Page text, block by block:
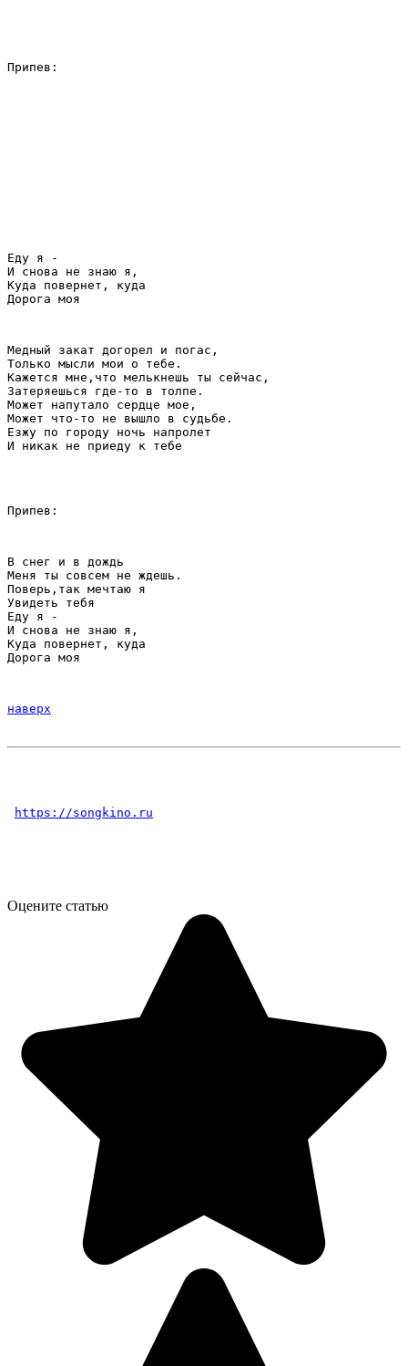
Припев:
Еду я -
И снова не знаю я,
Куда повернет, куда
Дорога моя
Медный закат догорел и погас,
Только мысли мои о тебе.
Кажется мне,что мелькнешь ты сейчас,
Затеряешься где-то в толпе.
Может напутало сердце мое,
Может что-то не вышло в судьбе.
Езжу по городу ночь напролет
И никак не приеду к тебе
Припев:
В снег и в дождь
Меня ты совсем не ждешь.
Поверь,так мечтаю я
Увидеть тебя
Еду я -
И снова не знаю я,
Куда повернет, куда
Дорога моя
наверх
https://songkino.ru
Оцените статью